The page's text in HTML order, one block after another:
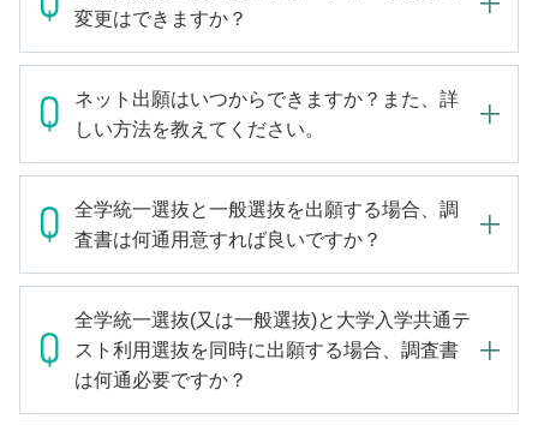
変更はできますか？
ネット出願はいつからできますか？また、詳
しい方法を教えてください。
全学統一選抜と一般選抜を出願する場合、調
査書は何通用意すれば良いですか？
全学統一選抜(又は一般選抜)と大学入学共通テ
スト利用選抜を同時に出願する場合、調査書
は何通必要ですか？